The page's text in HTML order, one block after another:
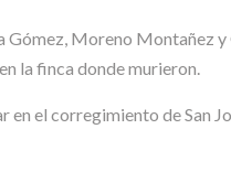
Gómez, Moreno Montañez
la finca donde murieron.
el corregimiento de San